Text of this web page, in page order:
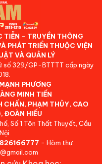
TIỄN - TRUYỀN THÔNG
PHÁT TRIỂN THUỘC VIỆN
VÀ QUẢN LÝ
số 329/GP-BTTTT cấp ngày
PHƯƠNG
MINH TIẾN
CHẤN, PHẠM THỦY, CAO
ĐOÀN HIẾU
Số 1 Tôn Thất Thuyết, Cầu
- Hòm thư: